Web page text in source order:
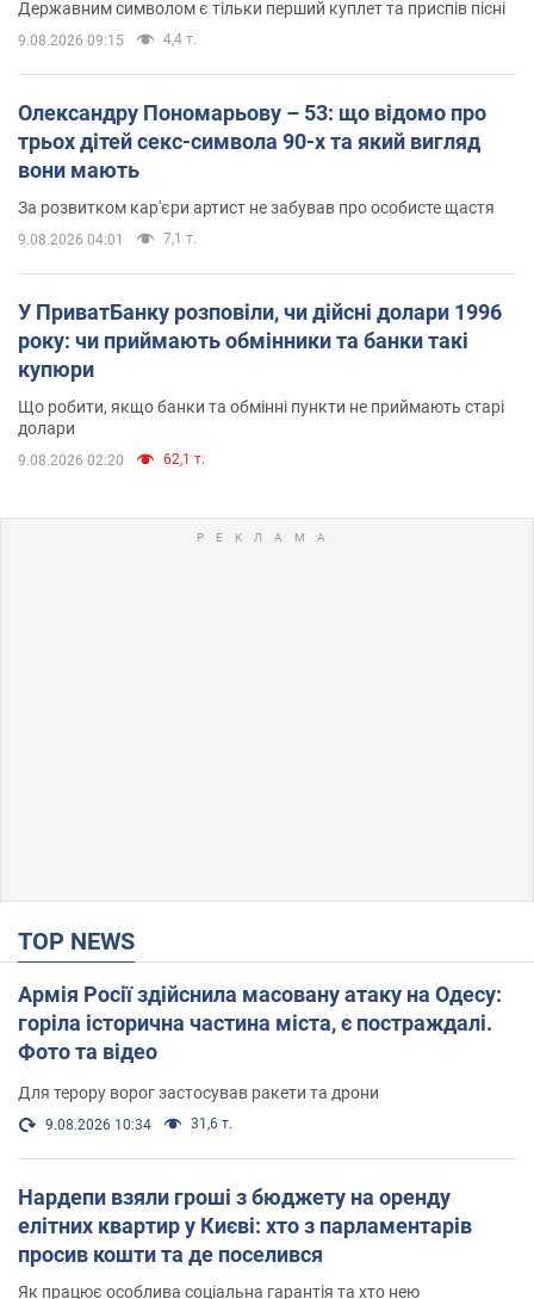
Державним символом є тільки перший куплет та приспів пісні
9.08.2026 09:15 4,4 т.
Олександру Пономарьову – 53: що відомо про
трьох дітей секс-символа 90-х та який вигляд
вони мають
За розвитком кар'єри артист не забував про особисте щастя
9.08.2026 04:01 7,1 т.
У ПриватБанку розповіли, чи дійсні долари 1996
року: чи приймають обмінники та банки такі
купюри
Що робити, якщо банки та обмінні пункти не приймають старі
долари
9.08.2026 02:20 62,1 т.
TOP NEWS
Армія Росії здійснила масовану атаку на Одесу:
горіла історична частина міста, є постраждалі.
Фото та відео
Для терору ворог застосував ракети та дрони
9.08.2026 10:34 31,6 т.
Нардепи взяли гроші з бюджету на оренду
елітних квартир у Києві: хто з парламентарів
просив кошти та де поселився
Як працює особлива соціальна гарантія та хто нею